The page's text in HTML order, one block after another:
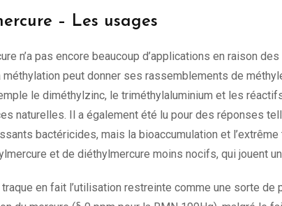
– Les usages
n’a pas encore beaucoup d’applications en raison
peut donner ses rassemblements de
le diméthylzinc, le triméthylaluminium et les
naturelles. Il a également été lu pour des réponses
bactéricides, mais la bioaccumulation et
et de diéthylmercure moins nocifs, qui jouent
en fait l’utilisation restreinte comme une sorte